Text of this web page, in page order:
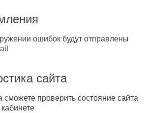
ошибок будут отправлены
сайта
сможете проверить состояние сайта